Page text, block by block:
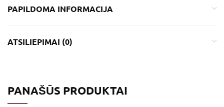
PAPILDOMA INFORMACIJA
ATSILIEPIMAI (0)
PANAŠŪS PRODUKTAI